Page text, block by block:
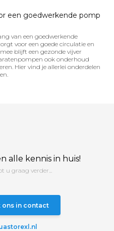
een goedwerkende pomp
van een goedwerkende
voor een goede circulatie en
blijft een gezonde vijver
ook onderhoud
Hier vind je allerlei onderdelen
alle kennis in huis!
u graag verder...
ons in contact